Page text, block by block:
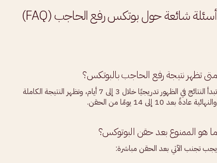
أسئلة شائعة حول بوتكس رفع الحاجب (FAQ)
متى تظهر نتيجة رفع الحاجب بالبوتكس؟
تبدأ النتائج في الظهور تدريجيًا خلال 3 إلى 7 أيام، وتظهر النتيجة الكاملة
والنهائية عادةً بعد 10 إلى 14 يومًا من الحقن.
ما هو الممنوع بعد حقن البوتوكس؟
يجب تجنب الآتي بعد الحقن مباشرة: